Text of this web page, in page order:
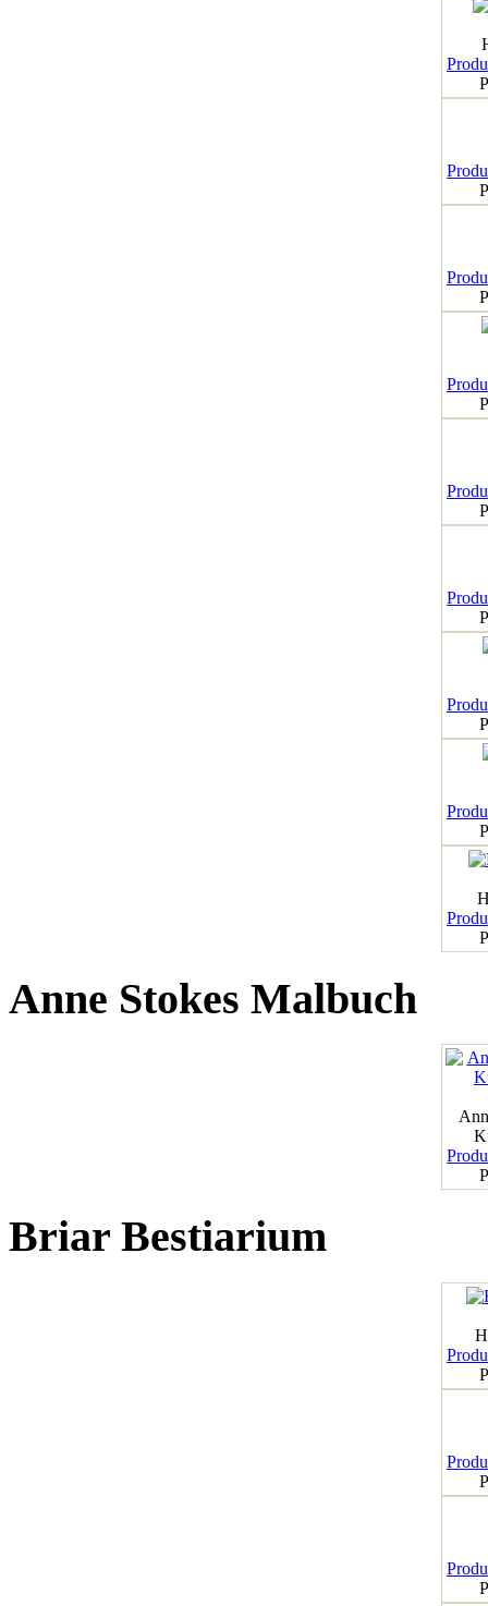
Anne Stokes Malbuch
Briar Bestiarium